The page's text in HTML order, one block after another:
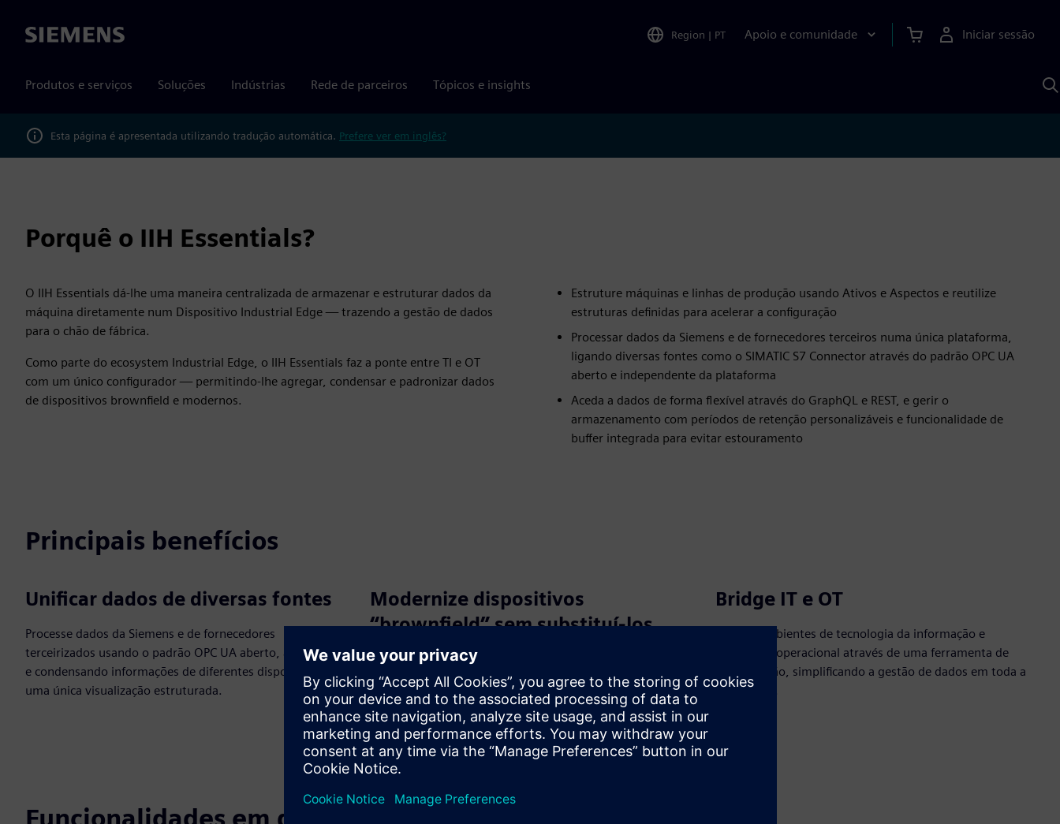
Siemens Region | PT Apoio e comunidade Iniciar sessão
Produtos e serviços Soluções Indústrias Rede de parceiros Tópicos e insights
Esta página é apresentada utilizando tradução automática. Prefere ver em inglês?
Porquê o IIH Essentials?
O IIH Essentials dá-lhe uma maneira centralizada de armazenar e estruturar dados da
máquina diretamente num Dispositivo Industrial Edge — trazendo a gestão de dados
para o chão de fábrica.
Como parte do ecosystem Industrial Edge, o IIH Essentials faz a ponte entre TI e OT
com um único configurador — permitindo-lhe agregar, condensar e padronizar dados
de dispositivos brownfield e modernos.
Estruture máquinas e linhas de produção usando Ativos e Aspectos e reutilize
estruturas definidas para acelerar a configuração
Processar dados da Siemens e de fornecedores terceiros numa única plataforma,
ligando diversas fontes como o SIMATIC S7 Connector através do padrão OPC UA
aberto e independente da plataforma
Aceda a dados de forma flexível através do GraphQL e REST, e gerir o
armazenamento com períodos de retenção personalizáveis e funcionalidade de
buffer integrada para evitar estouramento
Principais benefícios
Unificar dados de diversas fontes
Processe dados da Siemens e de fornecedores
terceirizados usando o padrão OPC UA aberto, agregando
e condensando informações de diferentes dispositivos em
uma única visualização estruturada.
Modernize dispositivos
“brownfield” sem substituí-los
Expandir e padronizar equipamentos mais antigos usando
conectividade independente de plataforma, atualizando
dispositivos legados juntamente com infraestruturas
modernas.
Bridge IT e OT
Mapeie ambientes de tecnologia da informação e
tecnologia operacional através de uma ferramenta de
configuração, simplificando a gestão de dados em toda a
sua fábrica.